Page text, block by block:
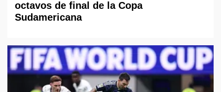
octavos de final de la Copa
Sudamericana